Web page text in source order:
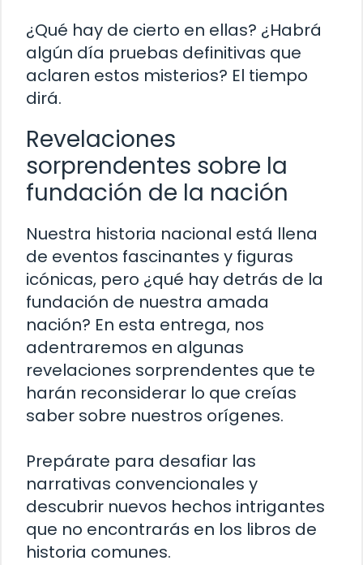
¿Qué hay de cierto en ellas? ¿Habrá
algún día pruebas definitivas que
aclaren estos misterios? El tiempo
dirá.
Revelaciones
sorprendentes sobre la
fundación de la nación
Nuestra historia nacional está llena
de eventos fascinantes y figuras
icónicas, pero ¿qué hay detrás de la
fundación de nuestra amada
nación? En esta entrega, nos
adentraremos en algunas
revelaciones sorprendentes que te
harán reconsiderar lo que creías
saber sobre nuestros orígenes.
Prepárate para desafiar las
narrativas convencionales y
descubrir nuevos hechos intrigantes
que no encontrarás en los libros de
historia comunes.